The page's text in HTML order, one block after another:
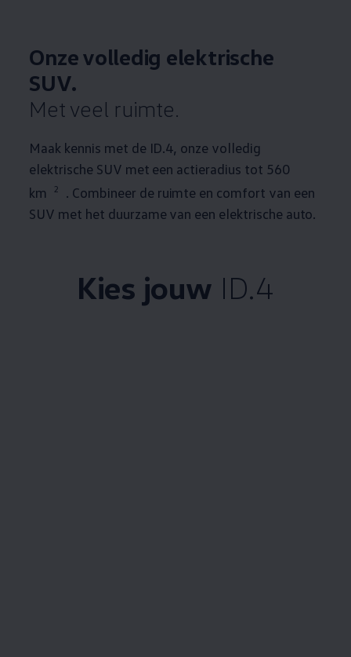
Onze volledig elektrische
SUV.
Met veel ruimte.
Maak kennis met de ID.4, onze volledig
elektrische SUV met een actieradius tot 560
km
2
. Combineer de ruimte en comfort van een
SUV met het duurzame van een elektrische auto.
Kies jouw ID.4